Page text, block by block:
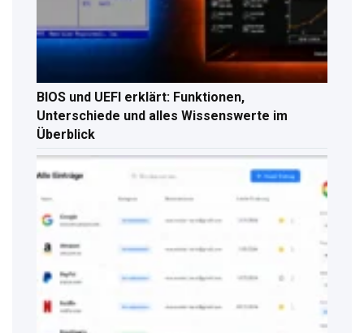
BIOS und UEFI erklärt: Funktionen,
Unterschiede und alles Wissenswerte im
Überblick